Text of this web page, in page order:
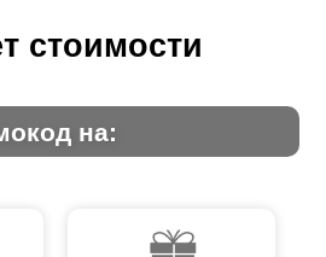
стоимости
на: